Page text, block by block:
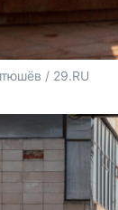
/ 29.RU